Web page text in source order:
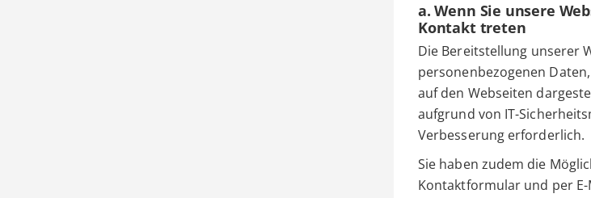
a. Wenn Sie unsere
Kontakt treten
Die Bereitstellung unserer
personenbezogenen
auf den Webseiten
aufgrund von IT-
Verbesserung erforderlich.
Sie haben zudem die
Kontaktformular und per